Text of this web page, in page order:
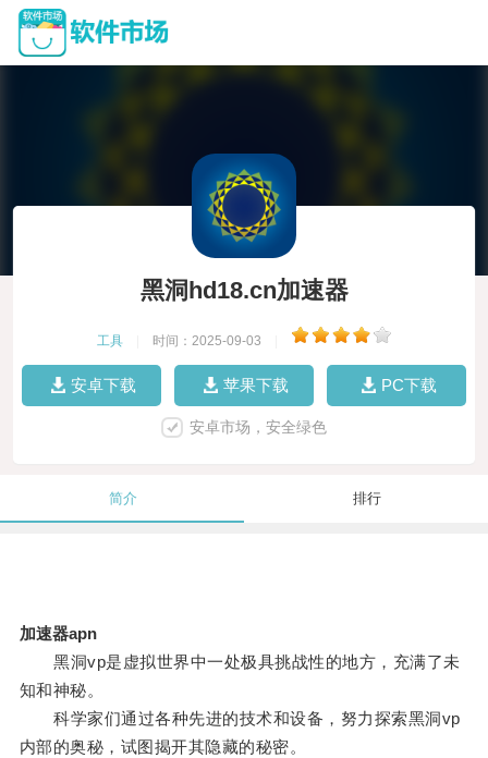
黑洞hd18.cn加速器
工具 时间：2025-09-03
安卓下载 苹果下载 PC下载
安卓市场，安全绿色
简介 排行
加速器apn
黑洞vp是虚拟世界中一处极具挑战性的地方，充满了未
知和神秘。
科学家们通过各种先进的技术和设备，努力探索黑洞vp
内部的奥秘，试图揭开其隐藏的秘密。